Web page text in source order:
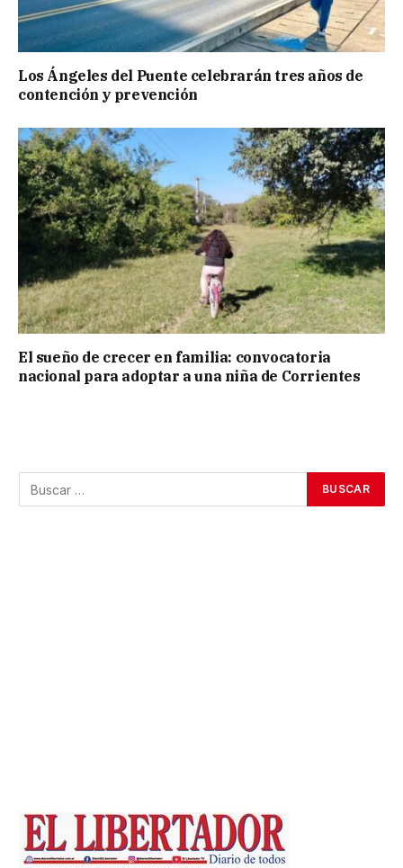
Los Ángeles del Puente celebrarán tres años de
contención y prevención
El sueño de crecer en familia: convocatoria
nacional para adoptar a una niña de Corrientes